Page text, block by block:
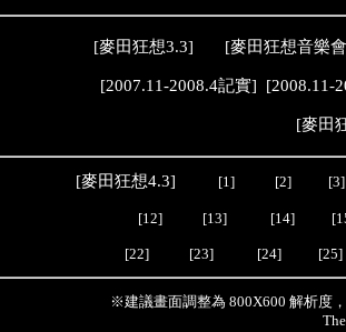
[麥田狂想3.3] [麥田狂想音樂
[2007.11-2008.4記實] [2008.11-
[麥田
[麥田狂想4.3] [1] [2] [3]
[12] [13] [14]
[22] [23] [24] [25]
※建議畫面調整為 800X600 解析度